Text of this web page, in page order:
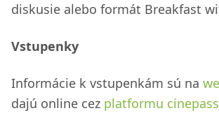
diskusie alebo formát Breakfast
Vstupenky
Informácie k vstupenkám sú na
dajú online cez platformu cinepass